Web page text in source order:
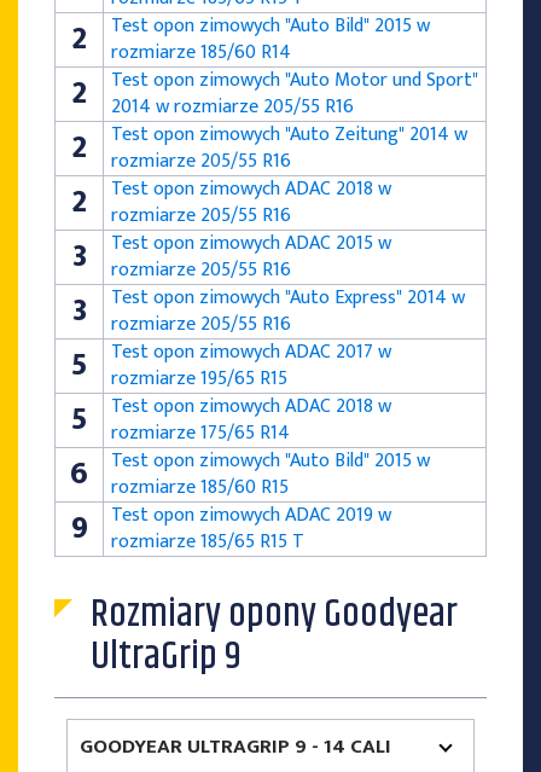
2
Test opon zimowych "Auto Bild" 2015 w
rozmiarze 185/60 R14
2
Test opon zimowych "Auto Motor und Sport"
2014 w rozmiarze 205/55 R16
2
Test opon zimowych "Auto Zeitung" 2014 w
rozmiarze 205/55 R16
2
Test opon zimowych ADAC 2018 w
rozmiarze 205/55 R16
3
Test opon zimowych ADAC 2015 w
rozmiarze 205/55 R16
3
Test opon zimowych "Auto Express" 2014 w
rozmiarze 205/55 R16
5
Test opon zimowych ADAC 2017 w
rozmiarze 195/65 R15
5
Test opon zimowych ADAC 2018 w
rozmiarze 175/65 R14
6
Test opon zimowych "Auto Bild" 2015 w
rozmiarze 185/60 R15
9
Test opon zimowych ADAC 2019 w
rozmiarze 185/65 R15 T
Rozmiary opony Goodyear
UltraGrip 9
GOODYEAR ULTRAGRIP 9 - 14 CALI